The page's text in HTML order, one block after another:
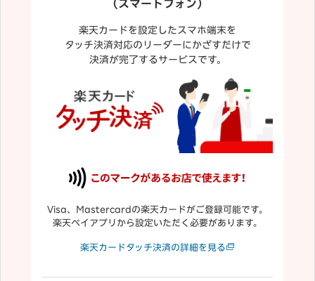
（スマートフォン）
楽天カードを設定したスマホ端末を
タッチ決済対応のリーダーにかざすだけで
決済が完了するサービスです。
Visa、Mastercardの楽天カードがご登録可能です。
楽天ペイアプリから設定いただく必要があります。
楽天カードタッチ決済の詳細を見る